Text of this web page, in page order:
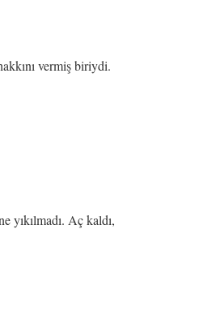
vermiş biriydi.
yıkılmadı. Aç kaldı,